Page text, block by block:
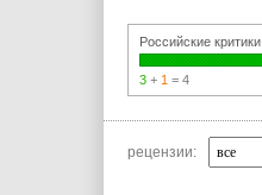
Российские критики
3 + 1 = 4
рецензии: